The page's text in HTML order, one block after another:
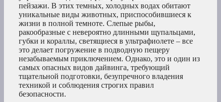
пейзажи. В этих темных, холодных водах обитают
уникальные виды животных, приспособившиеся к
жизни в полной темноте. Слепые рыбы,
ракообразные с невероятно длинными щупальцами,
губки и кораллы, светящиеся в ультрафиолете – все
это делает погружение в подводную пещеру
незабываемым приключением. Однако, это и один из
самых опасных видов дайвинга, требующий
тщательной подготовки, безупречного владения
техникой и соблюдения строгих правил
безопасности.